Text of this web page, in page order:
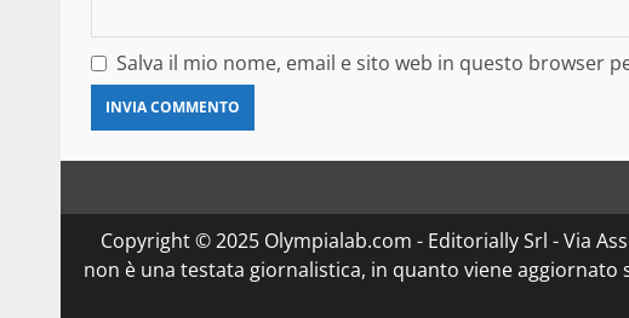
Salva il mio nome, email e sito web in questo browser
Copyright © 2025 Olympialab.com - Editorially Srl - Via
non è una testata giornalistica, in quanto viene